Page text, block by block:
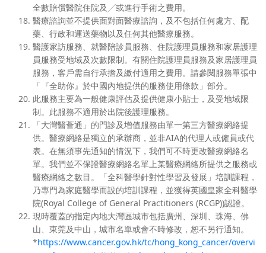
全數賠償醫院住院及╱或進行手術之費用。
醫療諮詢並不提供面對面醫療諮詢，及不包括任何處方、配
藥、行政和運送藥物以及任何其他醫療服務。
醫護家訪服務、就醫陪診員服務、住院護理員服務和家居護理
員服務受地域及次數限制。有關住院護理員服務及家居護理員
服務，客戶需自行承擔及繳付適用之費用。請參閱服務單張中
「『全助你』於中國內地提供的服務使用條款」部分。
此服務主要為一般健康評估及提供健康小貼士，及受地域限
制。此服務不適用於出院後護理服務。
「大灣醫薈通」的門診及增值服務由單一第三方醫療網絡提
供。醫療網絡是獨立的承辦商，並非AIA的代理人或僱員或代
表。在無須事先通知的情況下，我們可不時更改醫療網絡名
單。我們並不保證醫療網絡名單上某醫療網絡所提供之服務或
醫療網絡之數目。「全科醫學針對性學習及發展」培訓課程，
乃專門為家庭醫學而設的培訓課程，並獲得英國皇家全科醫學
院(Royal College of General Practitioners (RCGP))認證。
現時覆蓋的指定內地大灣區城市包括廣州、深圳、珠海、佛
山、東莞及中山，城市名單或會不時修改，恕不另行通知。
*https://www.cancer.gov.hk/tc/hong_kong_cancer/overvi